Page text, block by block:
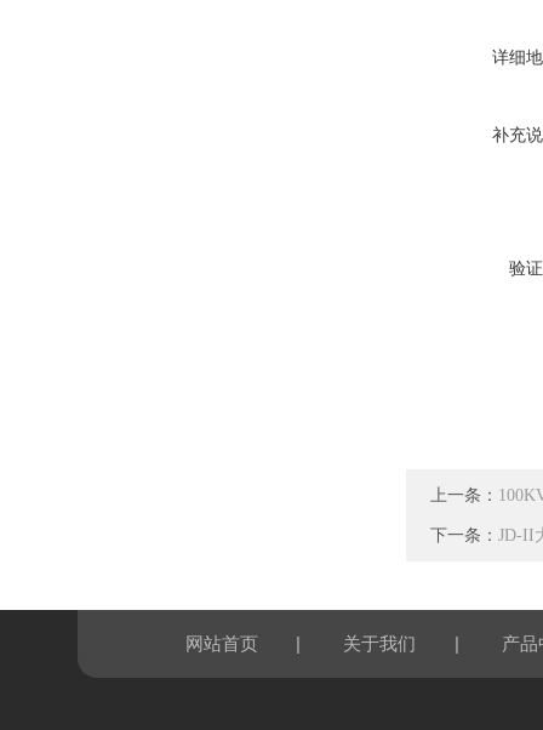
详细
补充
验
上一条：
下一条： JD-II
网站首页 | 关于我们 | 产品